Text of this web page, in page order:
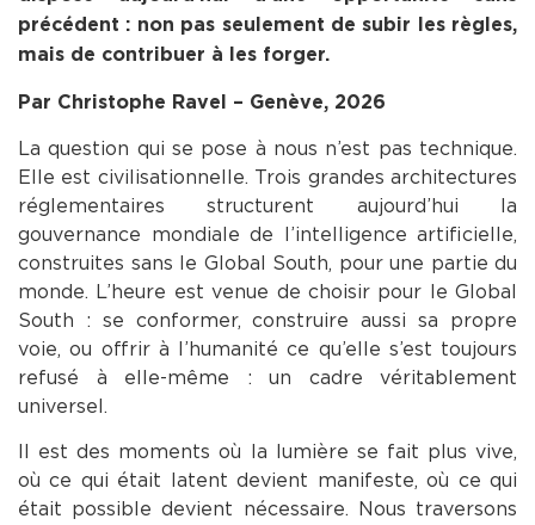
précédent : non pas seulement de subir les règles,
mais de contribuer à les forger.
Par Christophe Ravel – Genève, 2026
La question qui se pose à nous n’est pas technique.
Elle est civilisationnelle. Trois grandes architectures
réglementaires structurent aujourd’hui la
gouvernance mondiale de l’intelligence artificielle,
construites sans le Global South, pour une partie du
monde. L’heure est venue de choisir pour le Global
South : se conformer, construire aussi sa propre
voie, ou offrir à l’humanité ce qu’elle s’est toujours
refusé à elle-même : un cadre véritablement
universel.
Il est des moments où la lumière se fait plus vive,
où ce qui était latent devient manifeste, où ce qui
était possible devient nécessaire. Nous traversons